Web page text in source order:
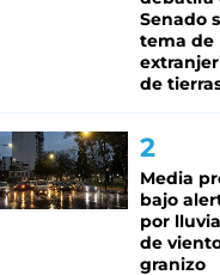
Senado
tema de
de
Media
bajo
por
de
granizo